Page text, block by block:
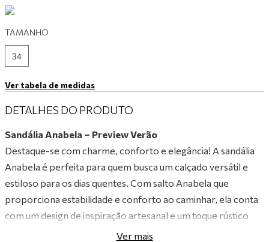
TAMANHO
34
Ver tabela de medidas
DETALHES DO PRODUTO
Sandália Anabela – Preview Verão
Destaque-se com charme, conforto e elegância! A sandália
Anabela é perfeita para quem busca um calçado versátil e
estiloso para os dias quentes. Com salto Anabela que
proporciona estabilidade e conforto ao caminhar, ela conta
com um design de inspiração artesanal e um toque rústico
sofisticado, ideal para compor desde produções casuais até
Ver mais
10º tênis preto